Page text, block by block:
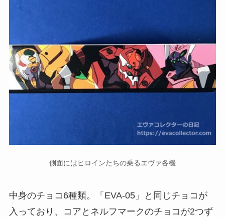
側面にはヒロインたちの乗るエヴァ各機
中身のチョコ6種類。「EVA-05」と同じチョコが
入っており、コアとネルフマークのチョコが2つず